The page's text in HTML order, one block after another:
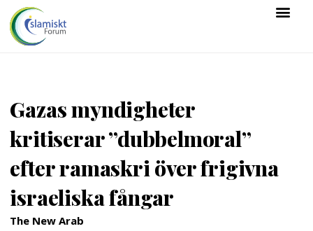
Gazas myndigheter
kritiserar ”dubbelmoral”
efter ramaskri över frigivna
israeliska fångar
The New Arab